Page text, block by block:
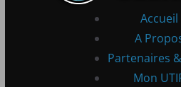
Accueil
A
Partenaires
Mon